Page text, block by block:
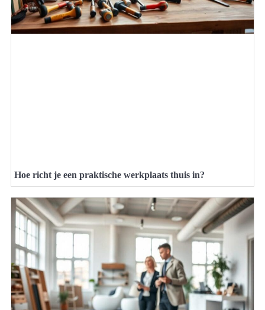
Hoe richt je een praktische werkplaats thuis in?